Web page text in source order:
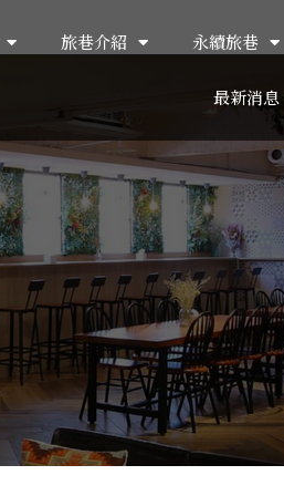
旅巷介紹 永續旅巷
最新消息